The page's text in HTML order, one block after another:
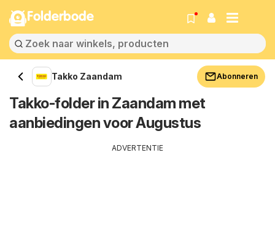
Folderbode
Takko Zaandam Abonneren
Takko-folder in Zaandam met
aanbiedingen voor Augustus
ADVERTENTIE